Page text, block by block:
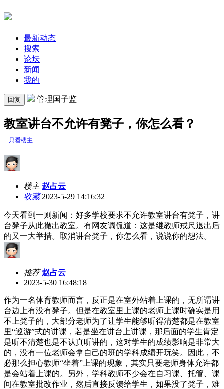
最新动态
搜索
论坛
新闻
我的
回复 管理国子监
教室讲台不允许有凳子，你怎么看？
只看楼主
楼主 赵占云
收藏2023-5-29 14:16:32
今天看到一则新闻：好多学校要求不允许教室讲台有凳子，讲
台凳子从此撤出教室。有网友调侃道：这是继教师戒尺退出后
的又一大举措。取消讲台凳子，你怎么看，说说你的想法。
推荐赵占云
2023-5-30 16:48:18
作为一名体育教师而言，反正是在室外站着上课的，无所谓讲
台边上有没有凳子。但是在教室里上课的老师上课时确实是用
不上凳子的，大部分老师为了让学生能够听得清楚都是在教室
里“巡游”式的讲课，若是坐在讲台上讲课，那后面的学生肯定
是听不清楚也是不认真听讲的，这对学生的成绩影响是非常大
的，没有一位老师会拿自己的班的学科成绩开玩笑。因此，不
必那么担心教师“坐着”上课的现象，其实只要老师身体允许都
是会站着上课的。另外，学科教师不少会在自习课、托管、课
间在教室批改作业，然后直接反馈给学生，如果没了凳子，难